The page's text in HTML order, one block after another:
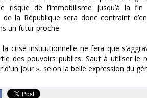
risque de l’immobilisme jusqu’à la
de la République sera donc contraint
un futur proche.
crise institutionnelle ne fera que
des pouvoirs publics. Sauf à utiliser
d'un jour », selon la belle expression du